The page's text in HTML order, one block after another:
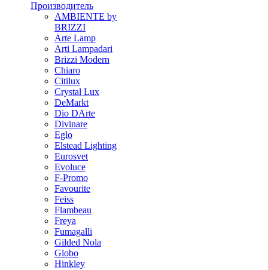
Производитель
AMBIENTE by
BRIZZI
Arte Lamp
Arti Lampadari
Brizzi Modern
Chiaro
Citilux
Crystal Lux
DeMarkt
Dio DArte
Divinare
Eglo
Elstead Lighting
Eurosvet
Evoluce
F-Promo
Favourite
Feiss
Flambeau
Freya
Fumagalli
Gilded Nola
Globo
Hinkley